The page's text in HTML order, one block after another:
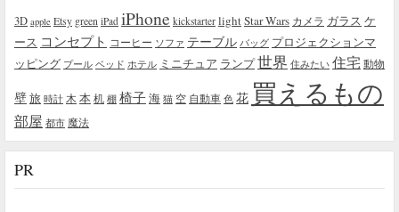
3D apple Etsy green iPad iPhone kickstarter lightStar Wars カメラ ガラス ケ
ース コンセプト コーヒー ソファ テーブル バッグ プロジェクションマ
ッピング プール ベッド ホテル ミニチュア ランプ世界 住みたい 住宅 動物
壁旅 時計 木 本机 棚 椅子海 猫 空 自動車 色 花 買えるもの
部屋 都市 魔法
PR